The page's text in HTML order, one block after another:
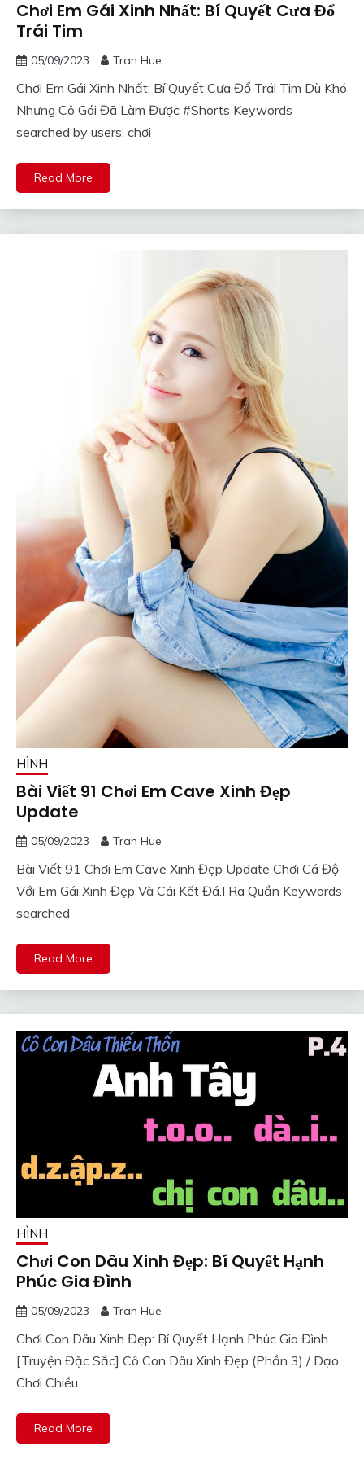
Chơi Em Gái Xinh Nhất: Bí Quyết Cưa Đổ
Trái Tim
05/09/2023 Tran Hue
Chơi Em Gái Xinh Nhất: Bí Quyết Cưa Đổ Trái Tim Dù Khó
Nhưng Cô Gái Đã Làm Được #Shorts Keywords
searched by users: chơi
Read More
HÌNH
Bài Viết 91 Chơi Em Cave Xinh Đẹp
Update
05/09/2023 Tran Hue
Bài Viết 91 Chơi Em Cave Xinh Đẹp Update Chơi Cá Độ
Với Em Gái Xinh Đẹp Và Cái Kết Đá.I Ra Quần Keywords
searched
Read More
HÌNH
Chơi Con Dâu Xinh Đẹp: Bí Quyết Hạnh
Phúc Gia Đình
05/09/2023 Tran Hue
Chơi Con Dâu Xinh Đẹp: Bí Quyết Hạnh Phúc Gia Đình
[Truyện Đặc Sắc] Cô Con Dâu Xinh Đẹp (Phần 3) / Dạo
Chơi Chiều
Read More